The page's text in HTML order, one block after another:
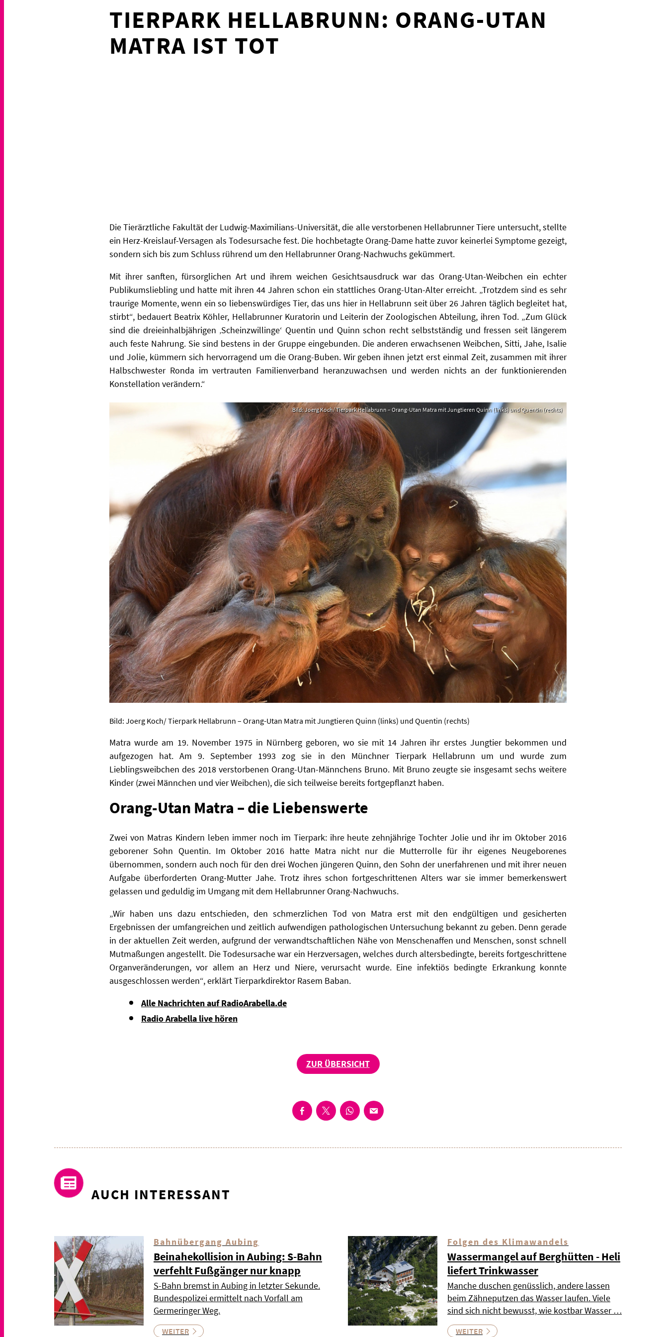
TIERPARK HELLABRUNN: ORANG-UTAN
MATRA IST TOT
Die Tierärztliche Fakultät der Ludwig-Maximilians-Universität, die alle verstorbenen Hellabrunner Tiere untersucht, stellte
ein Herz-Kreislauf-Versagen als Todesursache fest. Die hochbetagte Orang-Dame hatte zuvor keinerlei Symptome gezeigt,
sondern sich bis zum Schluss rührend um den Hellabrunner Orang-Nachwuchs gekümmert.
Mit ihrer sanften, fürsorglichen Art und ihrem weichen Gesichtsausdruck war das Orang-Utan-Weibchen ein echter
Publikumsliebling und hatte mit ihren 44 Jahren schon ein stattliches Orang-Utan-Alter erreicht. „Trotzdem sind es sehr
traurige Momente, wenn ein so liebenswürdiges Tier, das uns hier in Hellabrunn seit über 26 Jahren täglich begleitet hat,
stirbt“, bedauert Beatrix Köhler, Hellabrunner Kuratorin und Leiterin der Zoologischen Abteilung, ihren Tod. „Zum Glück
sind die dreieinhalbjährigen ‚Scheinzwillinge‘ Quentin und Quinn schon recht selbstständig und fressen seit längerem
auch feste Nahrung. Sie sind bestens in der Gruppe eingebunden. Die anderen erwachsenen Weibchen, Sitti, Jahe, Isalie
und Jolie, kümmern sich hervorragend um die Orang-Buben. Wir geben ihnen jetzt erst einmal Zeit, zusammen mit ihrer
Halbschwester Ronda im vertrauten Familienverband heranzuwachsen und werden nichts an der funktionierenden
Konstellation verändern.“
Bild: Joerg Koch/ Tierpark Hellabrunn – Orang-Utan Matra mit Jungtieren Quinn (links) und Quentin (rechts)
Bild: Joerg Koch/ Tierpark Hellabrunn – Orang-Utan Matra mit Jungtieren Quinn (links) und Quentin (rechts)
Matra wurde am 19. November 1975 in Nürnberg geboren, wo sie mit 14 Jahren ihr erstes Jungtier bekommen und
aufgezogen hat. Am 9. September 1993 zog sie in den Münchner Tierpark Hellabrunn um und wurde zum
Lieblingsweibchen des 2018 verstorbenen Orang-Utan-Männchens Bruno. Mit Bruno zeugte sie insgesamt sechs weitere
Kinder (zwei Männchen und vier Weibchen), die sich teilweise bereits fortgepflanzt haben.
Orang-Utan Matra – die Liebenswerte
Zwei von Matras Kindern leben immer noch im Tierpark: ihre heute zehnjährige Tochter Jolie und ihr im Oktober 2016
geborener Sohn Quentin. Im Oktober 2016 hatte Matra nicht nur die Mutterrolle für ihr eigenes Neugeborenes
übernommen, sondern auch noch für den drei Wochen jüngeren Quinn, den Sohn der unerfahrenen und mit ihrer neuen
Aufgabe überforderten Orang-Mutter Jahe. Trotz ihres schon fortgeschrittenen Alters war sie immer bemerkenswert
gelassen und geduldig im Umgang mit dem Hellabrunner Orang-Nachwuchs.
„Wir haben uns dazu entschieden, den schmerzlichen Tod von Matra erst mit den endgültigen und gesicherten
Ergebnissen der umfangreichen und zeitlich aufwendigen pathologischen Untersuchung bekannt zu geben. Denn gerade
in der aktuellen Zeit werden, aufgrund der verwandtschaftlichen Nähe von Menschenaffen und Menschen, sonst schnell
Mutmaßungen angestellt. Die Todesursache war ein Herzversagen, welches durch altersbedingte, bereits fortgeschrittene
Organveränderungen, vor allem an Herz und Niere, verursacht wurde. Eine infektiös bedingte Erkrankung konnte
ausgeschlossen werden“, erklärt Tierparkdirektor Rasem Baban.
Alle Nachrichten auf RadioArabella.de
Radio Arabella live hören
ZUR ÜBERSICHT
AUCH INTERESSANT
Bahnübergang Aubing
Beinahekollision in Aubing: S-Bahn
verfehlt Fußgänger nur knapp
S-Bahn bremst in Aubing in letzter Sekunde.
Bundespolizei ermittelt nach Vorfall am
Germeringer Weg.
WEITER
Folgen des Klimawandels
Wassermangel auf Berghütten - Heli
liefert Trinkwasser
Manche duschen genüsslich, andere lassen
beim Zähneputzen das Wasser laufen. Viele
sind sich nicht bewusst, wie kostbar Wasser …
WEITER